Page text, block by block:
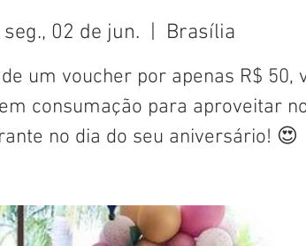
seg., 02 de jun.
Brasília
um voucher por apenas R$ 50,
consumação para aproveitar
no dia do seu aniversário! 😍